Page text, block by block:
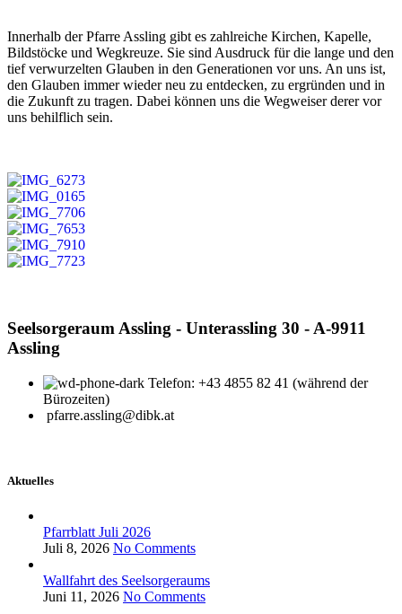
Innerhalb der Pfarre Assling gibt es zahlreiche Kirchen, Kapelle,
Bildstöcke und Wegkreuze. Sie sind Ausdruck für die lange und den
tief verwurzelten Glauben in den Generationen vor uns. An uns ist,
den Glauben immer wieder neu zu entdecken, zu ergründen und in
die Zukunft zu tragen. Dabei können uns die Wegweiser derer vor
uns behilflich sein.
Seelsorgeraum Assling - Unterassling 30 - A-9911
Assling
Telefon: +43 4855 82 41 (während der
Bürozeiten)
pfarre.assling@dibk.at
Aktuelles
Pfarrblatt Juli 2026
Juli 8, 2026 No Comments
Wallfahrt des Seelsorgeraums
Juni 11, 2026 No Comments